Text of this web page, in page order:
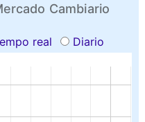
Cambiario
real Diario